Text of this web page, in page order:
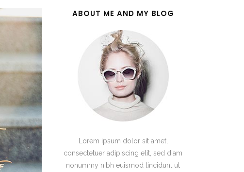
ABOUT ME AND MY BLOG
Lorem ipsum dolor sit amet,
consectetuer adipiscing elit, sed diam
nonummy nibh euismod tincidunt ut